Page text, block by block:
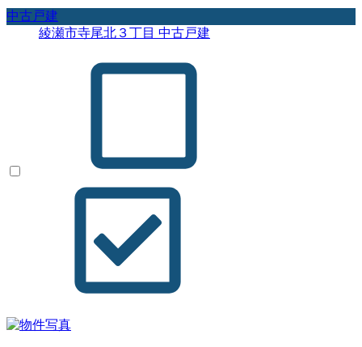
中古戸建
綾瀬市寺尾北３丁目 中古戸建